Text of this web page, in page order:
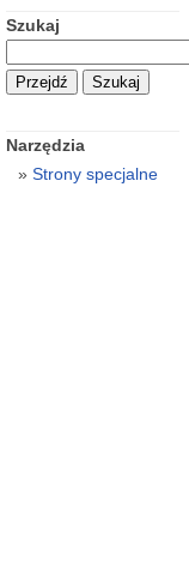
Szukaj
Narzędzia
Strony specjalne